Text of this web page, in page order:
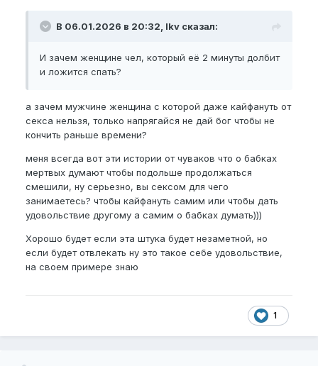
В 06.01.2026 в 20:32, lkv сказал:
И зачем женщине чел, который её 2 минуты долбит
и ложится спать?
а зачем мужчине женщина с которой даже кайфануть от
секса нельзя, только напрягайся не дай бог чтобы не
кончить раньше времени?
меня всегда вот эти истории от чуваков что о бабках
мертвых думают чтобы подольше продолжаться
смешили, ну серьезно, вы сексом для чего
занимаетесь? чтобы кайфануть самим или чтобы дать
удовольствие другому а самим о бабках думать)))
Хорошо будет если эта штука будет незаметной, но
если будет отвлекать ну это такое себе удовольствие,
на своем примере знаю
1